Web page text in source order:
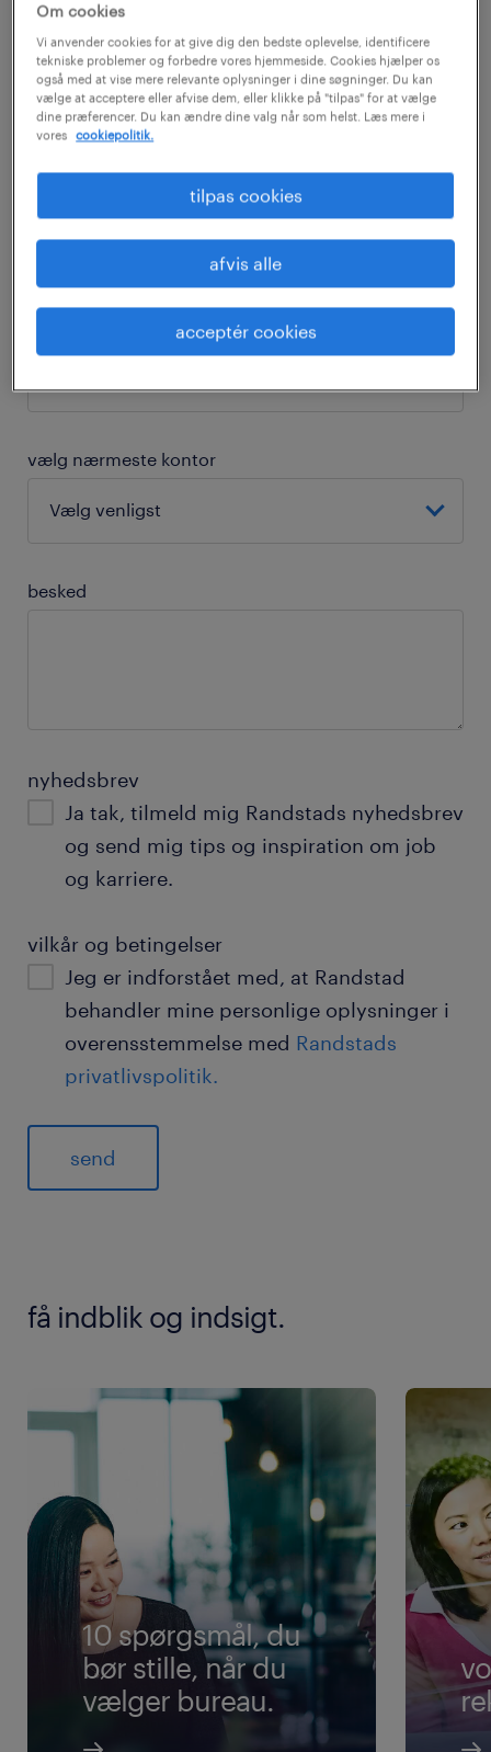
efternavn
vælg nærmeste kontor
besked
nyhedsbrev
Ja tak, tilmeld mig Randstads nyhedsbrev
og send mig tips og inspiration om job
og karriere.
vilkår og betingelser
Jeg er indforstået med, at Randstad
behandler mine personlige oplysninger i
overensstemmelse med Randstads
privatlivspolitik.
få indblik og indsigt.
10 spørgsmål, du
bør stille, når du
vælger bureau.
Om cookies
Vi anvender cookies for at give dig den bedste oplevelse, identificere
tekniske problemer og forbedre vores hjemmeside. Cookies hjælper os
også med at vise mere relevante oplysninger i dine søgninger. Du kan
vælge at acceptere eller afvise dem, eller klikke på "tilpas" for at vælge
dine præferencer. Du kan ændre dine valg når som helst. Læs mere i
vores
cookiepolitik.
tilpas cookies
afvis alle
acceptér cookies